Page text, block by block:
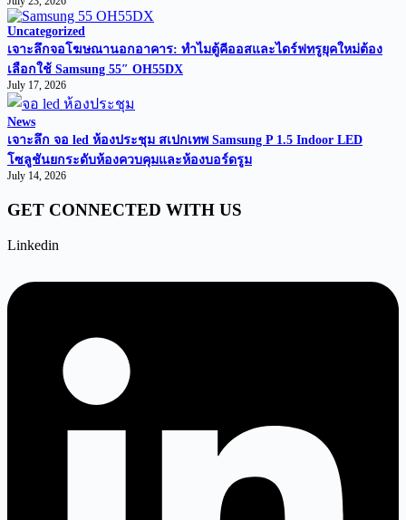
Uncategorized
เจาะลึกจอโฆษณานอกอาคาร: ทำไมตู้คีออสและไดร์ฟทรูยุคใหม่ต้อง
เลือกใช้ Samsung 55″ OH55DX
July 17, 2026
News
เจาะลึก จอ led ห้องประชุม สเปกเทพ Samsung P 1.5 Indoor LED
โซลูชันยกระดับห้องควบคุมและห้องบอร์ดรูม
July 14, 2026
GET CONNECTED WITH US
Linkedin